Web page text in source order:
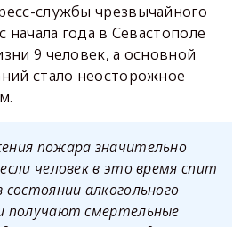
службы чрезвычайного
начала года в Севастополе
9 человек, а основной
стало неосторожное
пожара значительно
человек в это время спит
алкогольного
получают смертельные